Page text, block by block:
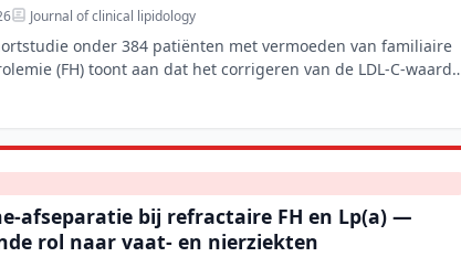
Journal of clinical lipidology
onder 384 patiënten met vermoeden van familiaire
(FH) toont aan dat het corrigeren van de LDL-C-waarde
afseparatie bij refractaire FH en Lp(a) —
rol naar vaat- en nierziekten